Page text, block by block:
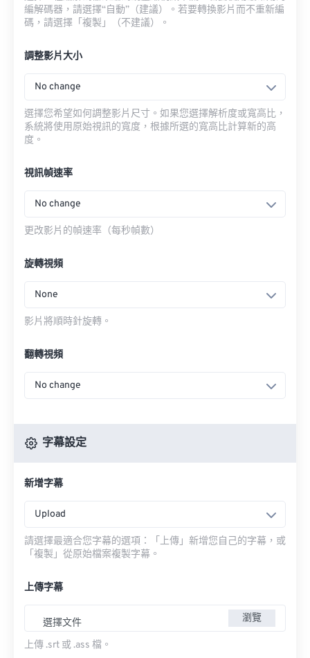
編解碼器，請選擇“自動”（建議）。若要轉換影片而不重新編
碼，請選擇「複製」（不建議）。
調整影片大小
No change
選擇您希望如何調整影片尺寸。如果您選擇解析度或寬高比，
系統將使用原始視訊的寬度，根據所選的寬高比計算新的高
度。
視訊幀速率
No change
更改影片的幀速率（每秒幀數）
旋轉視頻
None
影片將順時針旋轉。
翻轉視頻
No change
字幕設定
新增字幕
Upload
請選擇最適合您字幕的選項：「上傳」新增您自己的字幕，或
「複製」從原始檔案複製字幕。
上傳字幕
選擇文件 瀏覽
上傳 .srt 或 .ass 檔。